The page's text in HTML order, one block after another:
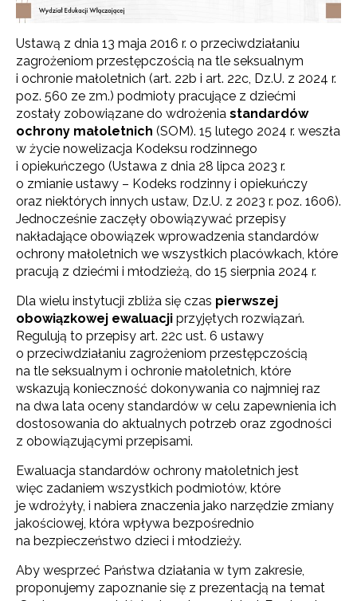
Ustawą z dnia 13 maja 2016 r. o przeciwdziałaniu
zagrożeniom przestępczością na tle seksualnym
i ochronie małoletnich (art. 22b i art. 22c, Dz.U. z 2024 r.
poz. 560 ze zm.) podmioty pracujące z dziećmi
zostały zobowiązane do wdrożenia standardów
ochrony małoletnich (SOM). 15 lutego 2024 r. weszła
w życie nowelizacja Kodeksu rodzinnego
i opiekuńczego (Ustawa z dnia 28 lipca 2023 r.
o zmianie ustawy – Kodeks rodzinny i opiekuńczy
oraz niektórych innych ustaw, Dz.U. z 2023 r. poz. 1606).
Jednocześnie zaczęły obowiązywać przepisy
nakładające obowiązek wprowadzenia standardów
ochrony małoletnich we wszystkich placówkach, które
pracują z dziećmi i młodzieżą, do 15 sierpnia 2024 r.
Dla wielu instytucji zbliża się czas pierwszej
obowiązkowej ewaluacji przyjętych rozwiązań.
Regulują to przepisy art. 22c ust. 6 ustawy
o przeciwdziałaniu zagrożeniom przestępczością
na tle seksualnym i ochronie małoletnich, które
wskazują konieczność dokonywania co najmniej raz
na dwa lata oceny standardów w celu zapewnienia ich
dostosowania do aktualnych potrzeb oraz zgodności
z obowiązującymi przepisami.
Ewaluacja standardów ochrony małoletnich jest
więc zadaniem wszystkich podmiotów, które
je wdrożyły, i nabiera znaczenia jako narzędzie zmiany
jakościowej, która wpływa bezpośrednio
na bezpieczeństwo dzieci i młodzieży.
Aby wesprzeć Państwa działania w tym zakresie,
proponujemy zapoznanie się z prezentacją na temat